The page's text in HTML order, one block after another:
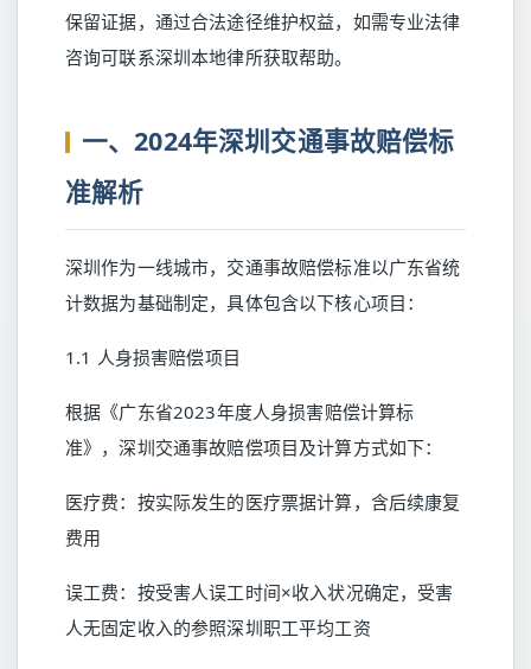
保留证据，通过合法途径维护权益，如需专业法律
咨询可联系深圳本地律所获取帮助。
一、2024年深圳交通事故赔偿标
准解析
深圳作为一线城市，交通事故赔偿标准以广东省统
计数据为基础制定，具体包含以下核心项目：
1.1 人身损害赔偿项目
根据《广东省2023年度人身损害赔偿计算标
准》，深圳交通事故赔偿项目及计算方式如下：
医疗费：按实际发生的医疗票据计算，含后续康复
费用
误工费：按受害人误工时间×收入状况确定，受害
人无固定收入的参照深圳职工平均工资